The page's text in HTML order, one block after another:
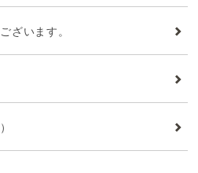
ざいます。